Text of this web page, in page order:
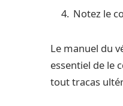
Notez le
Le manuel du
essentiel de le
tout tracas